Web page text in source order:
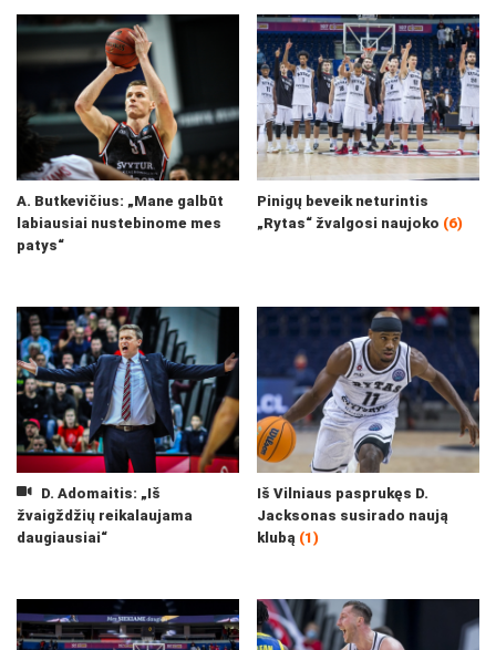
A. Butkevičius: „Mane galbūt
labiausiai nustebinome mes
patys“
Pinigų beveik neturintis
„Rytas“ žvalgosi naujoko (6)
D. Adomaitis: „Iš
žvaigždžių reikalaujama
daugiausiai“
Iš Vilniaus pasprukęs D.
Jacksonas susirado naują
klubą (1)